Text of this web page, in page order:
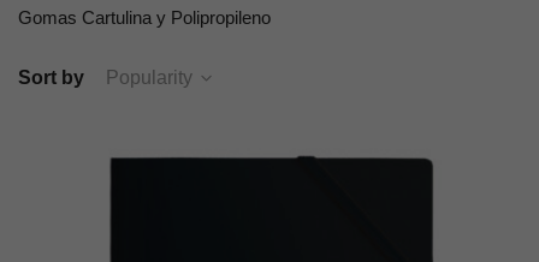
Gomas Cartulina y Polipropileno
Sort by Popularity